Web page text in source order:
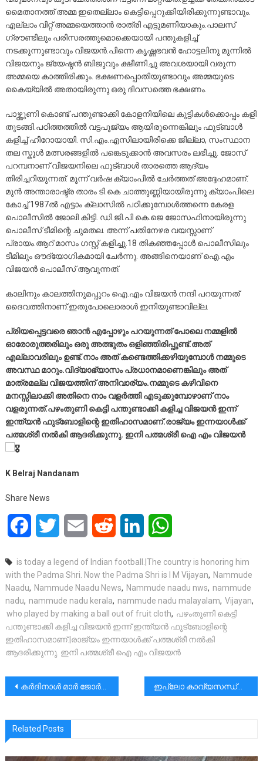
മൈതാനത്ത് അമ്മ ഇതെല്ലാം കെട്ടിപ്പെറുക്കിയിരിക്കുന്നുണ്ടാവും.
എല്ലാം വിറ്റ് അമ്മയെത്താൻ രാത്രി എട്ടുമണിയാകും.പാലസ്
ഗ്രൗണ്ടിലും പരിസരത്തുമൊക്കെയായി പന്തുകളിച്ച്
നടക്കുന്നുണ്ടാവും വിജയൻ.പിന്നെ കൃഷ്ണഭവൻ ഹോട്ടലിനു മുന്നിൽ
വിജയനും ജ്യേഷ്ഠൻ ബിജുവും ക്ഷീണിച്ചു അവശയായി വരുന്ന
അമ്മയെ കാത്തിരിക്കും. ഭക്ഷണപ്പൊതിയുണ്ടാവും അമ്മയുടെ
കൈയ്യിൽ അതായിരുന്നു ഒരു ദിവസത്തെ ഭക്ഷണം.
പാഴ്ത്തുണി കൊണ്ട് പന്തുണ്ടാക്കി കോളനിയിലെ കുട്ടികൾക്കൊപ്പം കളി
തുടങ്ങി.പഠിത്തത്തിൽ വട്ടപൂജ്യം ആയിരുന്നെങ്കിലും ഫുട്ബാൾ
കളിച്ച് ഹീറോയായി. സി.എം.എസിലായിരിക്കെ ജില്ലാ, സംസ്ഥാന
തല സ്കൂൾ മത്സരങ്ങളിൽ പങ്കെടുക്കാൻ അവസരം ലഭിച്ചു. ജോസ്
പറമ്പനാണ് വിജയനിലെ ഫുട്ബാൾ താരത്തെ ആദ്യം
തിരിച്ചറിയുന്നത്. മൂന്ന് വർഷ ക്യാംപിൽ ചേർത്തത് അദ്ദേഹമാണ്.
മുൻ അന്താരാഷ്ട്ര താരം ടി.കെ ചാത്തുണ്ണിയായിരുന്നു ക്യാംപിലെ
കോച്ച്.1987ൽ എട്ടാം ക്ലാസിൽ പഠിക്കുമ്പോൾത്തന്നെ കേരള
പൊലീസിൽ ജോലി കിട്ടി. ഡി.ജി.പി കെ.ജെ ജോസഫിനായിരുന്നു
പൊലീസ് ടീമിന്റെ ചുമതല. അന്ന് പതിനേഴര വയസ്സാണ്
പ്രായം.ആറ് മാസം ഗസ്റ്റ് കളിച്ചു.18 തികഞ്ഞപ്പോൾ പൊലീസിലും
ടീമിലും ഔദ്യോഗികമായി ചേർന്നു. അങ്ങിനെയാണ് ഐ.എം
വിജയൻ പൊലീസ് ആവുന്നത്.
കാലിനും കാലത്തിനുമപ്പുറം ഐ.എം വിജയൻ നന്ദി പറയുന്നത്
ദൈവത്തിനാണ്.ഇതുപോലൊരാൾ ഇനിയുണ്ടാവില്ല.
പ്രിയപ്പെട്ടവരെ ഞാൻ എപ്പോഴും പറയുന്നത് പോലെ നമ്മളിൽ
ഓരോരുത്തരിലും ഒരു അത്ഭുതം ഒളിഞ്ഞിരിപ്പുണ്ട്.അത്
എല്ലാവരിലും ഉണ്ട്.നാം അത് കണ്ടെത്തിക്കഴിയുമ്പോൾ നമ്മുടെ
അവസ്ഥ മാറും.വിദ്യാഭ്യാസം പ്രധാനമാണെങ്കിലും അത്
മാത്രമല്ല വിജയത്തിന് അനിവാര്യം.നമ്മുടെ കഴിവിനെ
മനസ്സിലാക്കി അതിനെ നാം വളർത്തി എടുക്കുമ്പോഴാണ് നാം
വളരുന്നത്.പഴംതുണി കെട്ടി പന്തുണ്ടാക്കി കളിച്ച വിജയൻ ഇന്ന്
ഇന്ത്യൻ ഫുട്ബോളിന്റെ ഇതിഹാസമാണ്.രാജ്യം ഇന്നയാൾക്ക്
പത്മശ്രീ നൽകി ആദരിക്കുന്നു. ഇനി പത്മശ്രീ ഐ എം വിജയൻ
K Belraj Nandanam
Share News
FacebookTwitter Email Reddit LinkedIn
is today a legend of Indian football.|The country is honoring him
with the Padma Shri. Now the Padma Shri is I M Vijayan, Nammude
Naadu, Nammude Naadu News, Nammude naadu nws, nammude
nadu, nammude nadu kerala, nammude nadu malayalam, Vijayan,
who played by making a ball out of fruit cloth, പഴംതുണി കെട്ടി
പന്തുണ്ടാക്കി കളിച്ച വിജയൻ ഇന്ന് ഇന്ത്യൻ ഫുട്ബോളിന്റെ
ഇതിഹാസമാണ്.|രാജ്യം ഇന്നയാൾക്ക് പത്മശ്രീ നൽകി
ആദരിക്കുന്നു. ഇനി പത്മശ്രീ ഐ എം വിജയൻ
പോസ്റ്റുകളിലൂടെ
കർദിനാൾ മാർ ജോർജ് ജേക്കബ് കൂവക്കാട്ട് തിരുസ്സഭയ്ക്ക് മുതൽക്കൂട്ടാണ്. സഭാവിരുദ്ധ ശക്തികൾ ഇതിൽ ബേജാറായിട്ടു കാര്യമില്ല. ഇപ്ലോ കാവ്യസന്ധ്യയും ജോർജ് എഫ് സേവ്യർ വലിയവീടിന്റെ മഞ്ഞുരുകുന്ന വഴികളിൽ എന്ന കാവ്യസമാഹാരംകവിതപ്രകാശനവും
Related Posts